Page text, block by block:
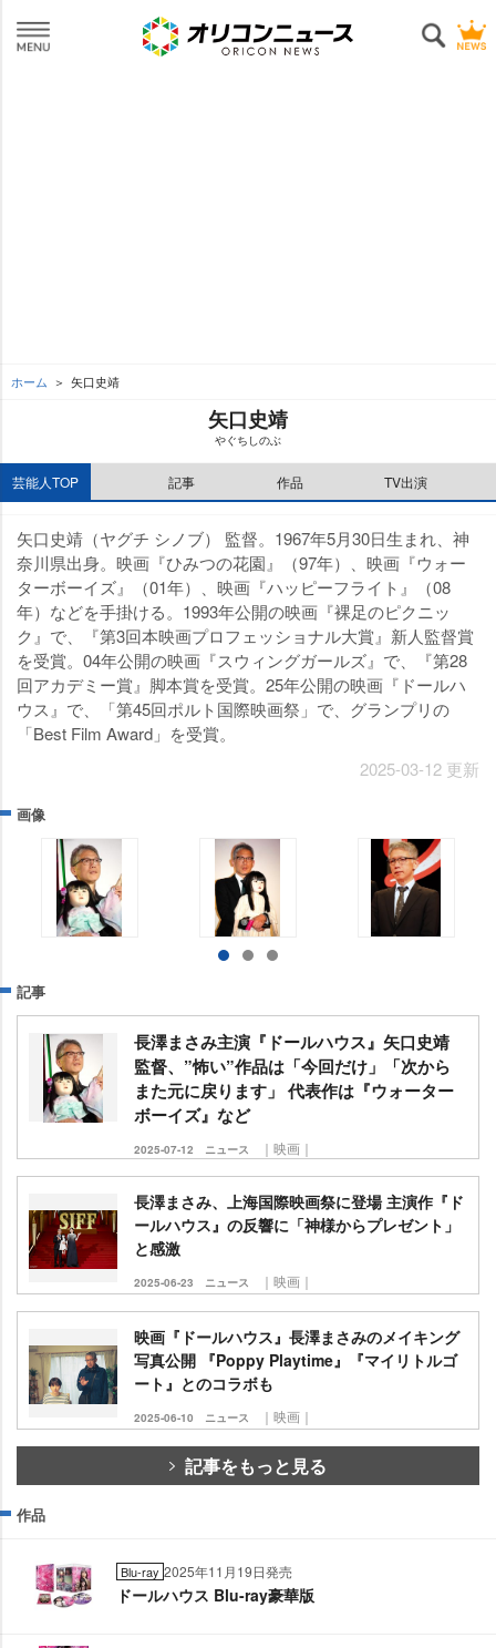
ホーム 矢口史靖
矢口史靖
ぐちしのぶ
芸能人TOP 記事 作品 TV出演
矢口史靖（ヤグチ シノブ） 監督。1967年5月30日生まれ、神
奈川県出身。映画『ひみつの花園』（97年）、映画『ウォー
ターボーイズ』（01年）、映画『ハッピーフライト』（08
年）などを手掛ける。1993年公開の映画『裸足のピクニッ
ク』で、『第3回本映画プロフェッショナル大賞』新人監督賞
を受賞。04年公開の映画『スウィングガールズ』で、『第28
回アカデミー賞』脚本賞を受賞。25年公開の映画『ドールハ
ウス』で、「第45回ポルト国際映画祭」で、グランプリの
「Best Film Award」を受賞。
2025-03-12 更新
画像
記事
長澤まさみ主演『ドールハウス』矢口史靖
監督、”怖い”作品は「今回だけ」「次から
また元に戻ります」 代表作は『ウォーター
ボーイズ』など
2025-07-12 ニュース ｜映画｜
長澤まさみ、上海国際映画祭に登場 主演作『ド
ールハウス』の反響に「神様からプレゼント」
と感激
2025-06-23 ニュース ｜映画｜
映画『ドールハウス』長澤まさみのメイキング
写真公開 『Poppy Playtime』『マイリトルゴ
ート』とのコラボも
2025-06-10 ニュース ｜映画｜
記事をもっと見る
作品
Blu-ray 2025年11月19日発売
ドールハウス Blu-ray豪華版